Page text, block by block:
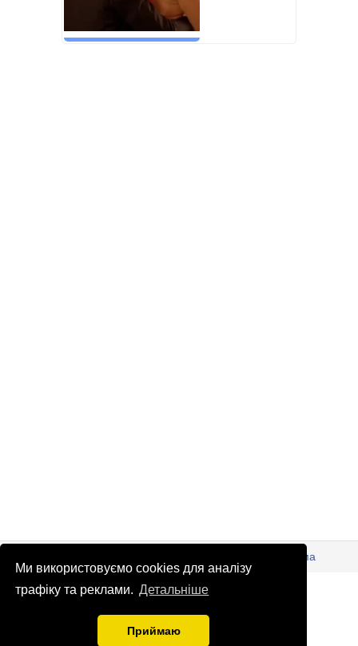
Ми використовуємо cookies для аналізу
трафіку та реклами. Детальніше
Приймаю
Реклама
info@patrioty.org.ua